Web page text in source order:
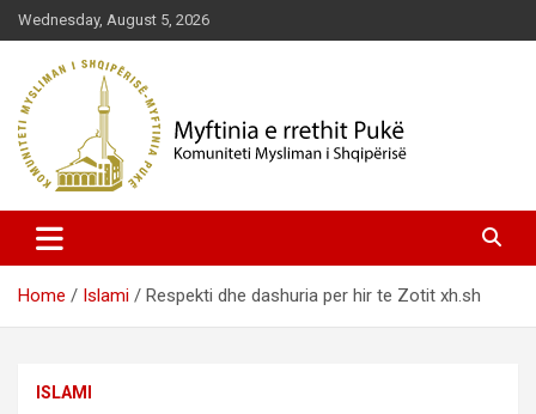
Skip
to
content
Wednesday, August 5, 2026
Myftinia Pukë | Faqja Zyrtare
Home Islami Respekti dhe dashuria per hir te Zotit xh.sh
ISLAMI